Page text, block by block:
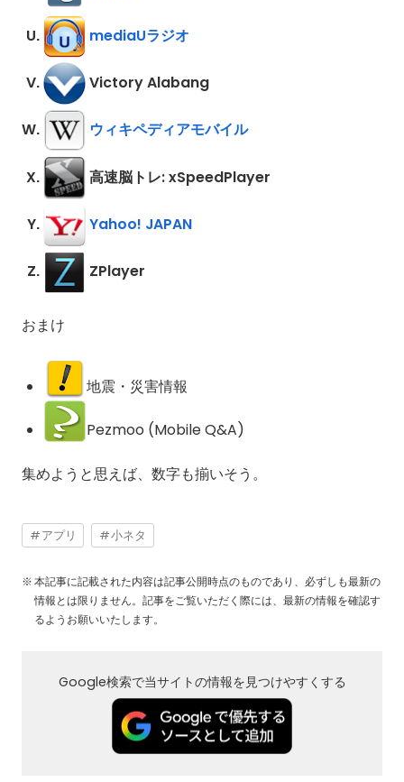
mediaUラジオ
Victory Alabang
ウィキペディアモバイル
高速脳トレ: xSpeedPlayer
Yahoo! JAPAN
ZPlayer
おまけ
地震・災害情報
Pezmoo (Mobile Q&A)
集めようと思えば、数字も揃いそう。
アプリ 小ネタ
本記事に記載された内容は記事公開時点のものであり、必ずしも最新の
情報とは限りません。記事をご覧いただく際には、最新の情報を確認す
るようお願いいたします。
Google検索で当サイトの情報を見つけやすくする